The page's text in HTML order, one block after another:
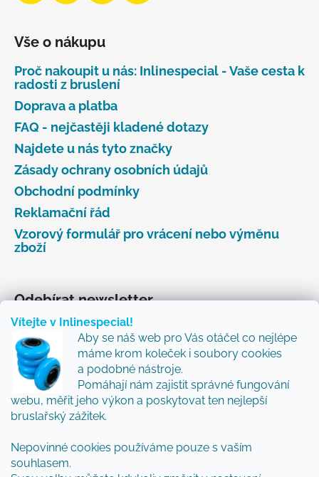
Vítejte v Inlinespecial!
Aby se náš web pro Vás otáčel co nejlépe
máme krom koleček i soubory cookies
a podobné nástroje.
Pomáhají nám zajistit správné fungování
webu, měřit jeho výkon a poskytovat ten nejlepší
bruslařský zážitek.
Nepovinné cookies používáme pouze s vaším
souhlasem.
Vše o nákupu
Proč nakoupit u nás: Inlinespecial - Vaše cesta k
radosti z bruslení
Doprava a platba
FAQ - nejčastěji kladené dotazy
Najdete u nás tyto značky
Zásady ochrany osobních údajů
Obchodní podmínky
Reklamační řád
Vzorový formulář pro vrácení nebo výměnu
zboží
Odebírat newsletter
Vložte svůj e-mail a my vám budeme zasílat informace
o nových produktech na našem e-shopu.
Přidejte se k nám a my Vám budeme zasílat ty nejlepší
novinky a tipy.
E-mail
Vložením e-mailu souhlasíte spodmínkami
ochrany osobních údajů